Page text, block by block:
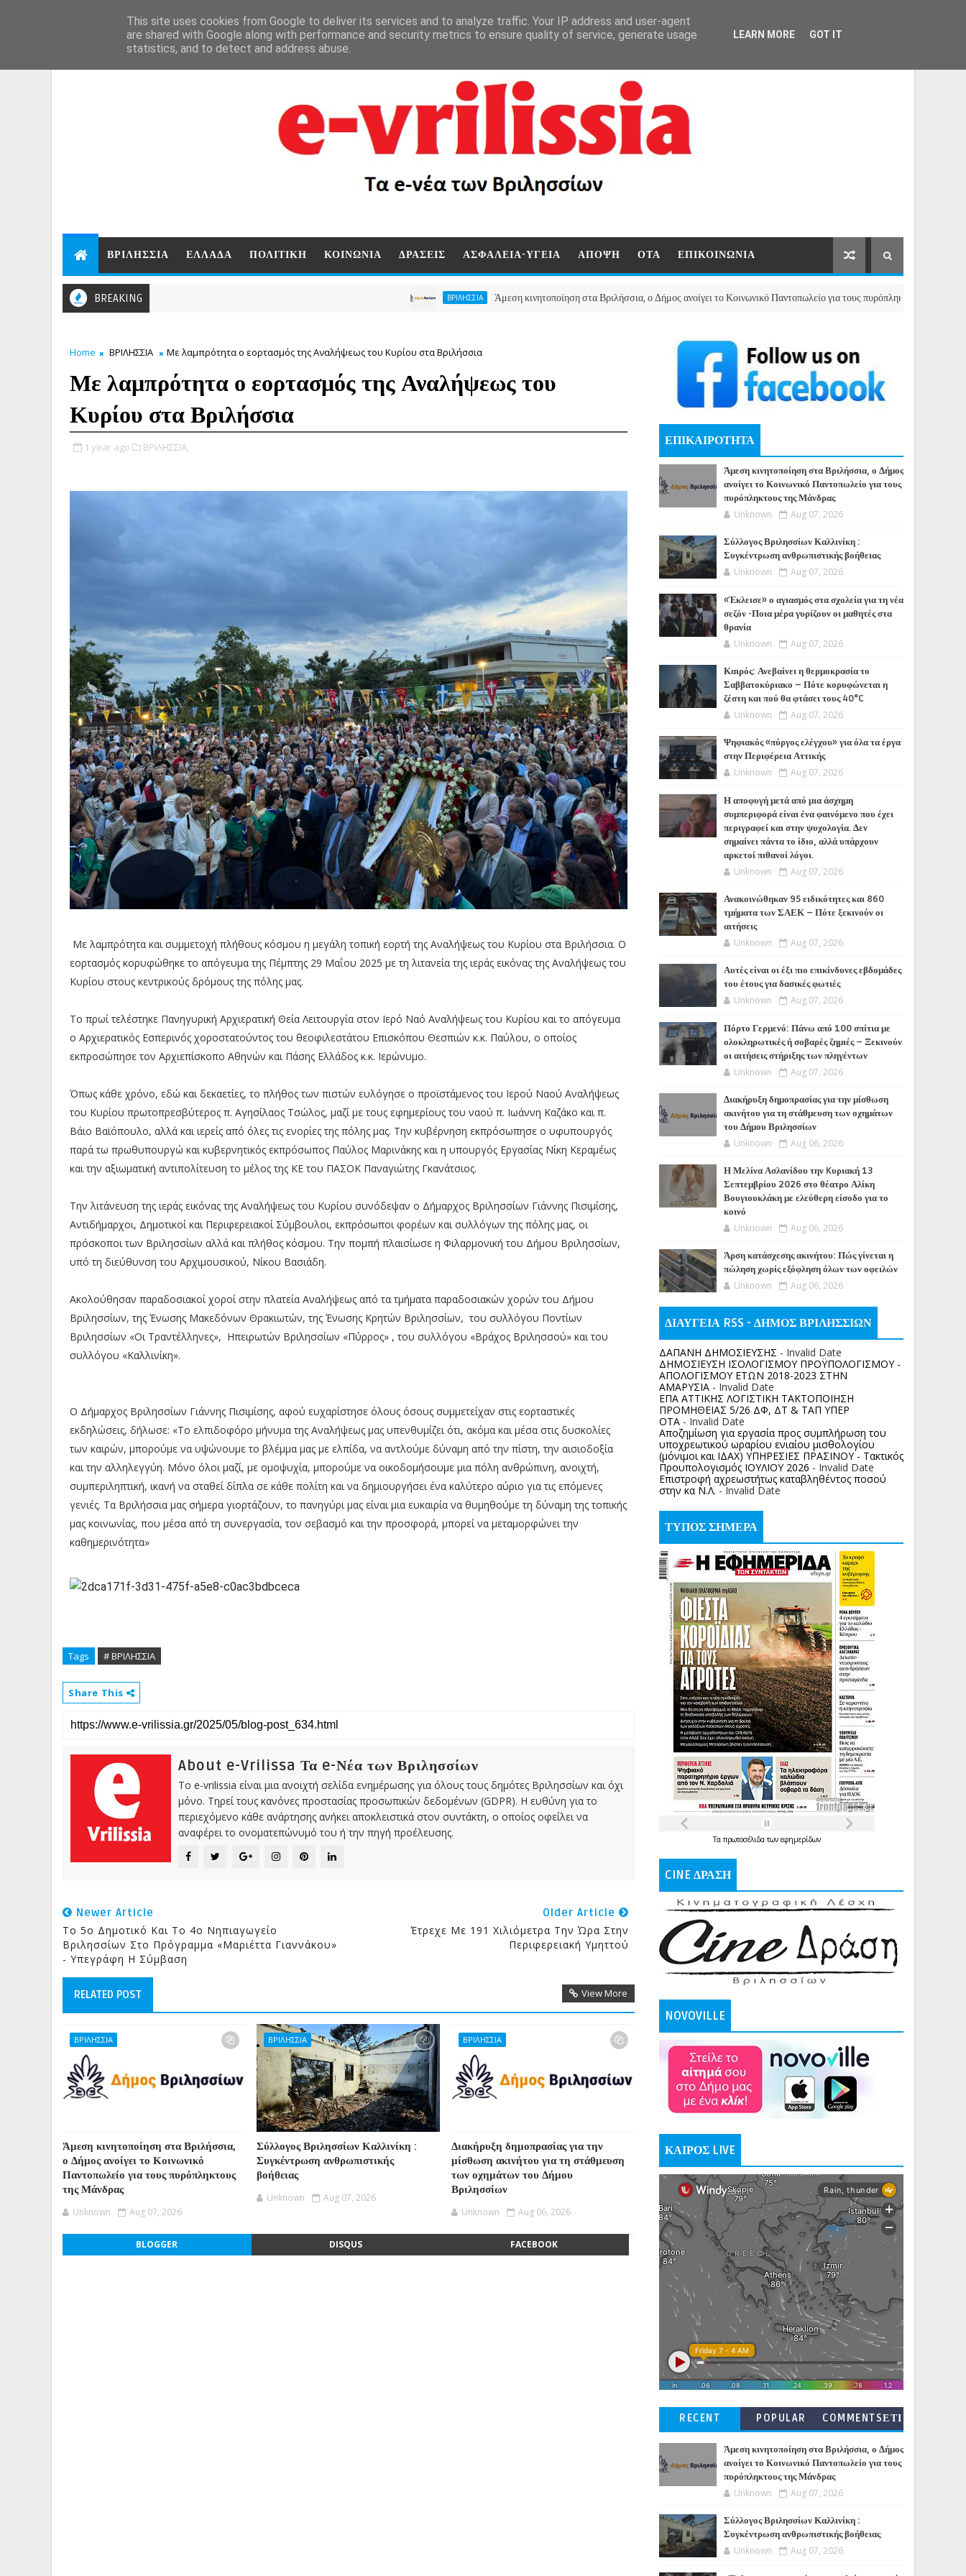
ΒΡΙΛΗΣΣΙΑ ΕΛΛΑΔΑ ΠΟΛΙΤΙΚΗ ΚΟΙΝΩΝΙΑ ΔΡΑΣΕΙΣ ΑΣΦΑΛΕΙΑ-ΥΓΕΙΑ ΑΠΟΨΗ ΟΤΑ ΕΠΙΚΟΙΝΩΝΙΑ
BREAKING ΒΡΙΛΗΣΣΙΑ Άμεση κινητοποίηση στα Βριλήσσια, ο Δήμος ανοίγει το Κοινωνικό Παντοπωλείο για τους πυρόπληκτους της Μάνδρας
Home ΒΡΙΛΗΣΣΙΑ Με λαμπρότητα ο εορτασμός της Αναλήψεως του Κυρίου στα Βριλήσσια
Με λαμπρότητα ο εορτασμός της Αναλήψεως του
Κυρίου στα Βριλήσσια
1 year ago ΒΡΙΛΗΣΣΙΑ,
Με λαμπρότητα και συμμετοχή πλήθους κόσμου η μεγάλη τοπική εορτή της Αναλήψεως του Κυρίου στα Βριλήσσια. Ο
εορτασμός κορυφώθηκε το απόγευμα της Πέμπτης 29 Mαΐου 2025 με τη λιτανεία της ιεράς εικόνας της Αναλήψεως του
Κυρίου στους κεντρικούς δρόμους της πόλης μας.
Το πρωί τελέστηκε Πανηγυρική Αρχιερατική Θεία Λειτουργία στον Ιερό Ναό Αναλήψεως του Κυρίου και το απόγευμα
ο Αρχιερατικός Εσπερινός χοροστατούντος του θεοφιλεστάτου Επισκόπου Θεσπιών κ.κ. Παύλου, ο οποίος
εκπροσώπησε τον Αρχιεπίσκοπο Αθηνών και Πάσης Ελλάδος κ.κ. Ιερώνυμο.
Όπως κάθε χρόνο, εδώ και δεκαετίες, το πλήθος των πιστών ευλόγησε ο προϊστάμενος του Ιερού Ναού Αναλήψεως
του Κυρίου πρωτοπρεσβύτερος π. Αγησίλαος Τσώλος, μαζί με τους εφημερίους του ναού π. Ιωάννη Καζάκο και π.
Βάιο Βαϊόπουλο, αλλά και ιερείς από όλες τις ενορίες της πόλης μας. Την κυβέρνηση εκπρόσωπησε ο υφυπουργός
παρά τω πρωθυπουργώ και κυβερνητικός εκπρόσωπος Παύλος Μαρινάκης και η υπουργός Εργασίας Νίκη Κεραμέως
και την αξιωματική αντιπολίτευση το μέλος της ΚΕ του ΠΑΣΟΚ Παναγιώτης Γκανάτσιος.
Την λιτάνευση της ιεράς εικόνας της Αναλήψεως του Κυρίου συνόδεψαν ο Δήμαρχος Βριλησσίων Γιάννης Πισιμίσης,
Αντιδήμαρχοι, Δημοτικοί και Περιφερειακοί Σύμβουλοι, εκπρόσωποι φορέων και συλλόγων της πόλης μας, οι
πρόσκοποι των Βριλησσίων αλλά και πλήθος κόσμου. Την πομπή πλαισίωσε η Φιλαρμονική του Δήμου Βριλησσίων,
υπό τη διεύθυνση του Αρχιμουσικού, Νίκου Βασιάδη.
Ακολούθησαν παραδοσιακοί χοροί στην πλατεία Αναλήψεως από τα τμήματα παραδοσιακών χορών του Δήμου
Βριλησσίων, της Ένωσης Μακεδόνων Θρακιωτών, της Ένωσης Κρητών Βριλησσίων, του συλλόγου Ποντίων
Βριλησσίων «Οι Τραντέλληνες», Ηπειρωτών Βριλησσίων «Πύρρος» , του συλλόγου «Βράχος Βριλησσού» και του
συλλόγου «Καλλινίκη».
Ο Δήμαρχος Βριλησσίων Γιάννης Πισιμίσης, αφού ευχαρίστησε όλους όσους συμμετείχαν στις εορταστικές
εκδηλώσεις, δήλωσε: «Το ελπιδοφόρο μήνυμα της Αναλήψεως μας υπενθυμίζει ότι, ακόμα και μέσα στις δυσκολίες
των καιρών, μπορούμε να υψώνουμε το βλέμμα μας με ελπίδα, να αντλούμε δύναμη από την πίστη, την αισιοδοξία
και την αλληλεγγύη. Μόνο όλοι μαζί, με ομοψυχία, μπορούμε να οικοδομήσουμε μια πόλη ανθρώπινη, ανοιχτή,
συμπεριληπτική, ικανή να σταθεί δίπλα σε κάθε πολίτη και να δημιουργήσει ένα καλύτερο αύριο για τις επόμενες
γενιές. Τα Βριλήσσια μας σήμερα γιορτάζουν, το πανηγύρι μας είναι μια ευκαιρία να θυμηθούμε τη δύναμη της τοπικής
μας κοινωνίας, που μέσα από τη συνεργασία, τον σεβασμό και την προσφορά, μπορεί να μεταμορφώνει την
καθημερινότητα»
Tags # ΒΡΙΛΗΣΣΙΑ
Share This
About e-Vrilissa Τα e-Νέα των Βριλησσίων
Το e-vrilissia είναι μια ανοιχτή σελίδα ενημέρωσης για όλους τους δημότες Βριλησσίων και όχι
μόνο. Τηρεί τους κανόνες προστασίας προσωπικών δεδομένων (GDPR). Η ευθύνη για το
περιεχόμενο κάθε ανάρτησης ανήκει αποκλειστικά στον συντάκτη, ο οποίος οφείλει να
αναφέρει το ονοματεπώνυμό του ή την πηγή προέλευσης.
Newer Article
Το 5ο Δημοτικό Και Το 4ο Νηπιαγωγείο
Βριλησσίων Στο Πρόγραμμα «Μαριέττα Γιαννάκου»
- Υπεγράφη Η Σύμβαση
Older Article
Έτρεχε Με 191 Χιλιόμετρα Την Ώρα Στην
Περιφερειακή Υμηττού
RELATED POST View More
ΒΡΙΛΗΣΣΙΑ
Άμεση κινητοποίηση στα Βριλήσσια,
ο Δήμος ανοίγει το Κοινωνικό
Παντοπωλείο για τους πυρόπληκτους
της Μάνδρας
Unknown Aug 07, 2026
ΒΡΙΛΗΣΣΙΑ
Σύλλογος Βριλησσίων Καλλινίκη :
Συγκέντρωση ανθρωπιστικής
βοήθειας
Unknown Aug 07, 2026
ΒΡΙΛΗΣΣΙΑ
Διακήρυξη δημοπρασίας για την
μίσθωση ακινήτου για τη στάθμευση
των οχημάτων του Δήμου
Βριλησσίων
Unknown Aug 06, 2026
BLOGGER DISQUS FACEBOOK
ΕΠΙΚΑΙΡΟΤΗΤΑ
Άμεση κινητοποίηση στα Βριλήσσια, ο Δήμος
ανοίγει το Κοινωνικό Παντοπωλείο για τους
πυρόπληκτους της Μάνδρας
Unknown Aug 07, 2026
Σύλλογος Βριλησσίων Καλλινίκη :
Συγκέντρωση ανθρωπιστικής βοήθειας
Unknown Aug 07, 2026
«Έκλεισε» ο αγιασμός στα σχολεία για τη νέα
σεζόν -Ποια μέρα γυρίζουν οι μαθητές στα
θρανία
Unknown Aug 07, 2026
Καιρός: Ανεβαίνει η θερμοκρασία το
Σαββατοκύριακο – Πότε κορυφώνεται η
ζέστη και πού θα φτάσει τους 40°C
Unknown Aug 07, 2026
Ψηφιακός «πύργος ελέγχου» για όλα τα έργα
στην Περιφέρεια Αττικής
Unknown Aug 07, 2026
Η αποφυγή μετά από μια άσχημη
συμπεριφορά είναι ένα φαινόμενο που έχει
περιγραφεί και στην ψυχολογία. Δεν
σημαίνει πάντα το ίδιο, αλλά υπάρχουν
αρκετοί πιθανοί λόγοι.
Unknown Aug 07, 2026
Ανακοινώθηκαν 95 ειδικότητες και 860
τμήματα των ΣΑΕΚ – Πότε ξεκινούν οι
αιτήσεις
Unknown Aug 07, 2026
Αυτές είναι οι έξι πιο επικίνδυνες εβδομάδες
του έτους για δασικές φωτιές
Unknown Aug 07, 2026
Πόρτο Γερμενό: Πάνω από 100 σπίτια με
ολοκληρωτικές ή σοβαρές ζημιές – Ξεκινούν
οι αιτήσεις στήριξης των πληγέντων
Unknown Aug 07, 2026
Διακήρυξη δημοπρασίας για την μίσθωση
ακινήτου για τη στάθμευση των οχημάτων
του Δήμου Βριλησσίων
Unknown Aug 06, 2026
Η Μελίνα Ασλανίδου την Kυριακή 13
Σεπτεμβρίου 2026 στο θέατρο Αλίκη
Βουγιουκλάκη με ελεύθερη είσοδο για το
κοινό
Unknown Aug 06, 2026
Άρση κατάσχεσης ακινήτου: Πώς γίνεται η
πώληση χωρίς εξόφληση όλων των οφειλών
Unknown Aug 06, 2026
ΔΙΑΥΓΕΙΑ RSS - ΔΗΜΟΣ ΒΡΙΛΗΣΣΙΩΝ
ΔΑΠΑΝΗ ΔΗΜΟΣΙΕΥΣΗΣ - Invalid Date
ΔΗΜΟΣΙΕΥΣΗ ΙΣΟΛΟΓΙΣΜΟΥ ΠΡΟΫΠΟΛΟΓΙΣΜΟΥ -
ΑΠΟΛΟΓΙΣΜΟΥ ΕΤΩΝ 2018-2023 ΣΤΗΝ
ΑΜΑΡΥΣΙΑ - Invalid Date
ΕΠΑ ΑΤΤΙΚΗΣ ΛΟΓΙΣΤΙΚΗ ΤΑΚΤΟΠΟΙΗΣΗ
ΠΡΟΜΗΘΕΙΑΣ 5/26 ΔΦ, ΔΤ & ΤΑΠ ΥΠΕΡ
ΟΤΑ - Invalid Date
Αποζημίωση για εργασία προς συμπλήρωση του
υποχρεωτικού ωραρίου ενιαίου μισθολογίου
(μόνιμοι και ΙΔΑΧ) ΥΠΗΡΕΣΙΕΣ ΠΡΑΣΙΝΟΥ - Τακτικός
Προυπολογισμός ΙΟΥΛΙΟΥ 2026 - Invalid Date
Επιστροφή αχρεωστήτως καταβληθέντος ποσoύ
στην κα Ν.Λ. - Invalid Date
ΤΥΠΟΣ ΣΗΜΕΡΑ
Τα πρωτοσέλιδατων εφημερίδων
CINE ΔΡΑΣΗ
NOVOVILLE
ΚΑΙΡΟΣ LIVE
RECENT POPULAR
COMMENTSΕΤΙ
Άμεση κινητοποίηση στα Βριλήσσια, ο Δήμος
ανοίγει το Κοινωνικό Παντοπωλείο για τους
πυρόπληκτους της Μάνδρας
Unknown Aug 07, 2026
Σύλλογος Βριλησσίων Καλλινίκη :
Συγκέντρωση ανθρωπιστικής βοήθειας
Unknown Aug 07, 2026
This site uses cookies from Google to deliver its services and to analyze traffic. Your IP address and user-agent
are shared with Google along with performance and security metrics to ensure quality of service, generate usage
statistics, and to detect and address abuse.
LEARN MORE GOT IT